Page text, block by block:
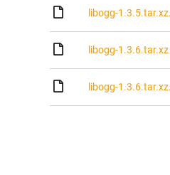
libogg-
libogg-1.3.6.tar.xz
libogg-